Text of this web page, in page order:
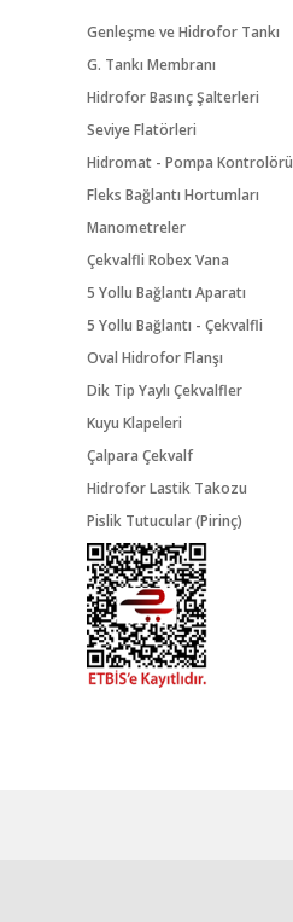
Genleşme ve Hidrofor Tankı
G. Tankı Membranı
Hidrofor Basınç Şalterleri
Seviye Flatörleri
Hidromat - Pompa Kontrolörü
Fleks Bağlantı Hortumları
Manometreler
Çekvalfli Robex Vana
5 Yollu Bağlantı Aparatı
5 Yollu Bağlantı - Çekvalfli
Oval Hidrofor Flanşı
Dik Tip Yaylı Çekvalfler
Kuyu Klapeleri
Çalpara Çekvalf
Hidrofor Lastik Takozu
Pislik Tutucular (Pirinç)